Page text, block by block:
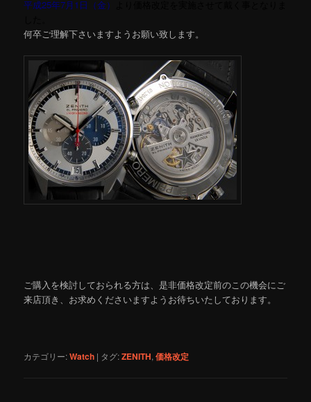
平成25年7月1日（金）
何卒ご理解下さいますようお願い致します。
ご購入を検討しておられる方は、是非価格改定前のこの機会にご
来店頂き、お求めくださいますようお待ちいたしております。
カテゴリー:Watch | タグ:ZENITH,価格改定